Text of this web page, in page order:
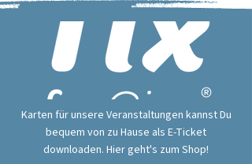
Karten für unsere Veranstaltungen kannst Du
bequem von zu Hause als E-Ticket
downloaden. Hier geht's zum Shop!